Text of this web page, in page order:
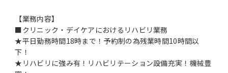
【業務内容】
■クリニック・デイケアにおけるリハビリ業務
★平日勤務時間18時まで！予約制の為残業時間10時間以
下！
★リハビリに強み有！リハビリテーション設備充実！機械豊